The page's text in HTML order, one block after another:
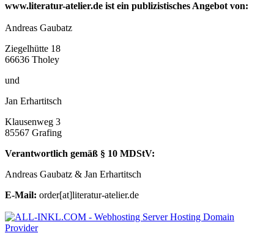
www.literatur-atelier.de ist ein publizistisches Angebot von:
Andreas Gaubatz
Ziegelhütte 18
66636 Tholey
und
Jan Erhartitsch
Klausenweg 3
85567 Grafing
Verantwortlich gemäß § 10 MDStV:
Andreas Gaubatz & Jan Erhartitsch
E-Mail: order[at]literatur-atelier.de